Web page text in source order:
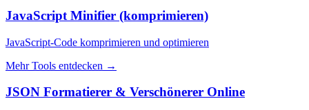
JavaScript Minifier (komprimieren)
JavaScript-Code komprimieren und optimieren
Mehr Tools entdecken →
JSON Formatierer & Verschönerer Online